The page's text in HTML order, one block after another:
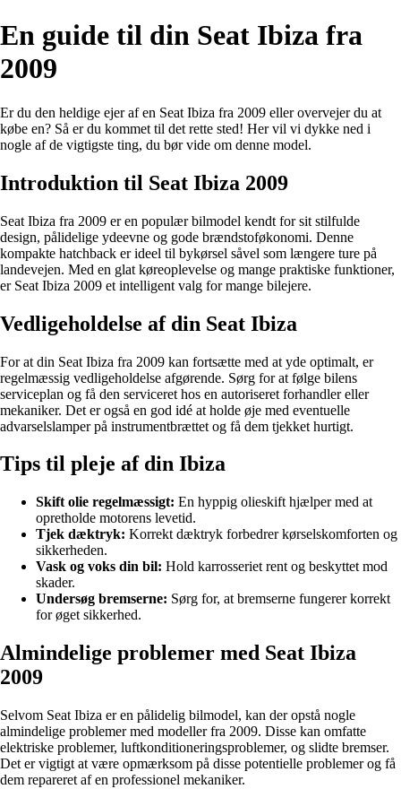
En guide til din Seat Ibiza fra
2009
Er du den heldige ejer af en Seat Ibiza fra 2009 eller overvejer du at
købe en? Så er du kommet til det rette sted! Her vil vi dykke ned i
nogle af de vigtigste ting, du bør vide om denne model.
Introduktion til Seat Ibiza 2009
Seat Ibiza fra 2009 er en populær bilmodel kendt for sit stilfulde
design, pålidelige ydeevne og gode brændstoføkonomi. Denne
kompakte hatchback er ideel til bykørsel såvel som længere ture på
landevejen. Med en glat køreoplevelse og mange praktiske funktioner,
er Seat Ibiza 2009 et intelligent valg for mange bilejere.
Vedligeholdelse af din Seat Ibiza
For at din Seat Ibiza fra 2009 kan fortsætte med at yde optimalt, er
regelmæssig vedligeholdelse afgørende. Sørg for at følge bilens
serviceplan og få den serviceret hos en autoriseret forhandler eller
mekaniker. Det er også en god idé at holde øje med eventuelle
advarselslamper på instrumentbrættet og få dem tjekket hurtigt.
Tips til pleje af din Ibiza
Skift olie regelmæssigt: En hyppig olieskift hjælper med at
opretholde motorens levetid.
Tjek dæktryk: Korrekt dæktryk forbedrer kørselskomforten og
sikkerheden.
Vask og voks din bil: Hold karrosseriet rent og beskyttet mod
skader.
Undersøg bremserne: Sørg for, at bremserne fungerer korrekt
for øget sikkerhed.
Almindelige problemer med Seat Ibiza
2009
Selvom Seat Ibiza er en pålidelig bilmodel, kan der opstå nogle
almindelige problemer med modeller fra 2009. Disse kan omfatte
elektriske problemer, luftkonditioneringsproblemer, og slidte bremser.
Det er vigtigt at være opmærksom på disse potentielle problemer og få
dem repareret af en professionel mekaniker.